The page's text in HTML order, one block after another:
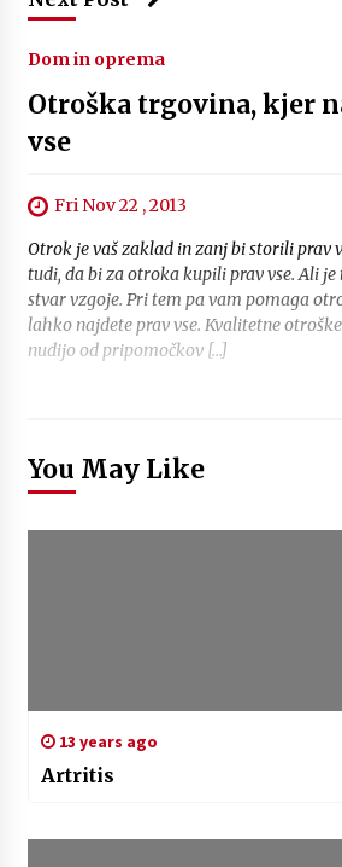
Dom in oprema
Otroška trgovina, kjer
vse
Fri Nov 22 , 2013
Otrok je vaš zaklad in zanj bi storili prav
tudi, da bi za otroka kupili prav vse. Ali je
stvar vzgoje. Pri tem pa vam pomaga
lahko najdete prav vse. Kvalitetne
nudijo od pripomočkov […]
You May Like
13 years ago
Artritis